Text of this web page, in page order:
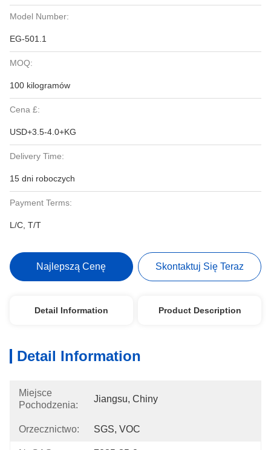
Model Number:
EG-501.1
MOQ:
100 kilogramów
Cena £:
USD+3.5-4.0+KG
Delivery Time:
15 dni roboczych
Payment Terms:
L/C, T/T
Najlepszą Cenę Skontaktuj Się Teraz
Detail Information Product Description
Detail Information
Miejsce
Pochodzenia:
Jiangsu, Chiny
Orzecznictwo: SGS, VOC